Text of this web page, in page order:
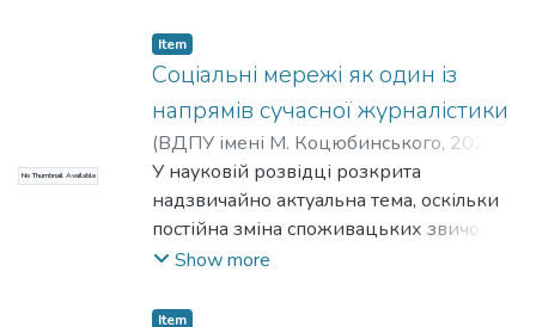
проведено на матеріалі сімох найбільш
відвідуваних новинних інтернет-медіа
України (за даними Alexa Ranking
Ukraine, TNS Україна та рейтингу
Інтернет-асоціації України):
«Korrespondent.net» «Obozrevatel»,
«Сьогодні», «Телеканал 24», «ТСН.ua»,
«Українська правда», «Цензор.НЕТ».
Встановлено, що новинні медіа
No Thumbnail Available
Item
Соціальні мережі як один із
напрямів сучасної журналістики
(ВДПУ імені М. Коцюбинського, 2024
Зайцева, Станіслава Станіславівна
Семерня, Вікторія Олексіївна ;Зайцева,
С. С.;Семерня, В. О.
У науковій розвідці розкрита
надзвичайно актуальна тема, оскільки
постійна зміна споживацьких звичок,
популярність роблять соціальні мережі
комунікації. У роботі є досліджено роль
Show more
Item